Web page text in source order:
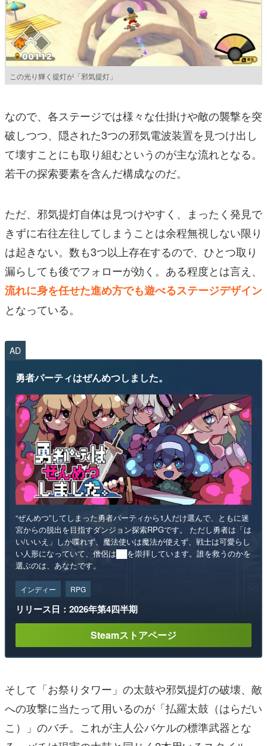
この光り輝く提灯が「邪気提灯」
なので、各ステージでは様々な仕掛けや敵の襲撃を突
破しつつ、隠された3つの邪気電波装置を見つけ出し
て壊すことにも取り組むというのが主な流れとなる。
若干の探索要素を含んだ構成なのだ。
ただ、邪気提灯自体は見つけやすく、まったく発見で
きずに右往左往してしまうことは余程無視しない限り
は起きない。数も3つ以上存在するので、ひとつ取り
漏らしても後でフォローが効く。ある程度とは言え、
流れに身を任せた進め方でも遊べるステージデザイン
となっている。
AD
勇者パーティはぜんめつしました。
“ぜんめつ”してしまった勇者パーティから1人だけ選んで、ともに迷
宮からの脱出を目指すダンジョン探索RPGです。 ただし勇者は「は
い/いいえ」しか喋れず、魔法使いは魔法が使えず、戦士は可愛らし
い人形になっていて、僧侶は██を崇拝しています。誰を救うのかを
選ぶのは、あなたです。
インディー RPG
リリース日：2026年第4四半期
Steamストアページ
そして「お祭りタワー」の太鼓や邪気提灯の破壊、敵
への攻撃に当たって用いるのが「払羅太鼓（はらだい
こ）」のバチ。これが主人公バケルの標準武器とな